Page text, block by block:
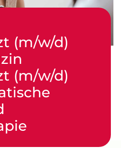
(m/w/d)
(m/w/d)